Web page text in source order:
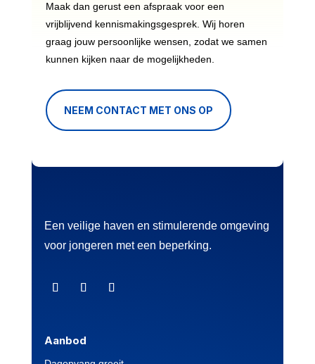
Maak dan gerust een afspraak voor een
vrijblijvend kennismakingsgesprek. Wij horen
graag jouw persoonlijke wensen, zodat we samen
kunnen kijken naar de mogelijkheden.
NEEM CONTACT MET ONS OP
Een veilige haven en stimulerende omgeving
voor jongeren met een beperking.
Aanbod